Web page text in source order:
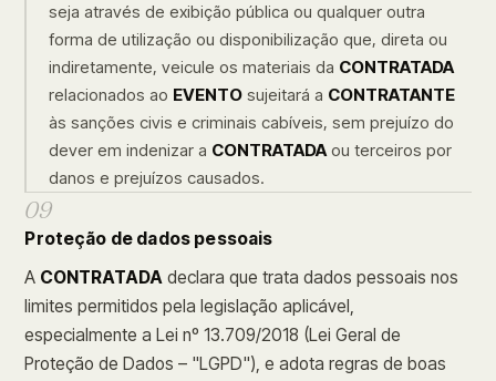
seja através de exibição pública ou qualquer outra
forma de utilização ou disponibilização que, direta ou
indiretamente, veicule os materiais da CONTRATADA
relacionados ao EVENTO sujeitará a CONTRATANTE
às sanções civis e criminais cabíveis, sem prejuízo do
dever em indenizar a CONTRATADAou terceiros por
danos e prejuízos causados.
09
Proteção de dados pessoais
A CONTRATADA declara que trata dados pessoais nos
limites permitidos pela legislação aplicável,
especialmente a Lei nº 13.709/2018 (Lei Geral de
Proteção de Dados – "LGPD"), e adota regras de boas